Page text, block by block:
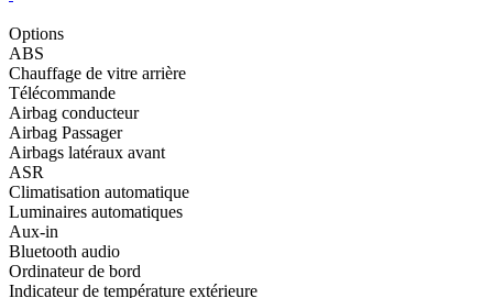
Options
ABS
Chauffage de vitre arrière
Télécommande
Airbag conducteur
Airbag Passager
Airbags latéraux avant
ASR
Climatisation automatique
Luminaires automatiques
Aux-in
Bluetooth audio
Ordinateur de bord
Indicateur de température extérieure